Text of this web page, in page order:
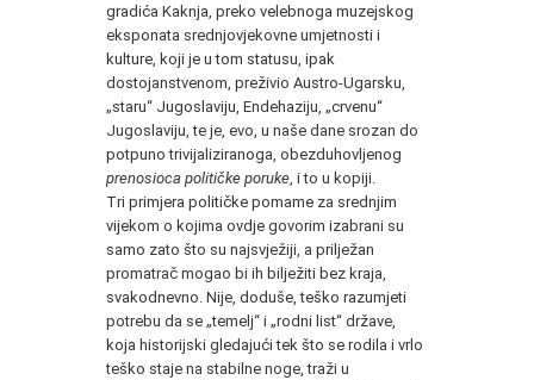
gradića Kaknja, preko velebnoga muzejskog
eksponata srednjovjekovne umjetnosti i
kulture, koji je u tom statusu, ipak
dostojanstvenom, preživio Austro-Ugarsku,
„staru“ Jugoslaviju, Endehaziju, „crvenu“
Jugoslaviju, te je, evo, u naše dane srozan do
potpuno trivijaliziranoga, obezduhovljenog
prenosioca političke poruke , i to u kopiji.
Tri primjera političke pomame za srednjim
vijekom o kojima ovdje govorim izabrani su
samo zato što su najsvježiji, a prilježan
promatrač mogao bi ih bilježiti bez kraja,
svakodnevno. Nije, doduše, teško razumjeti
potrebu da se „temelj“ i „rodni list“ države,
koja historijski gledajući tek što se rodila i vrlo
teško staje na stabilne noge, traži u